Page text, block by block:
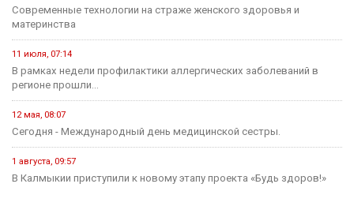
Современные технологии на страже женского здоровья и
материнства
11 июля, 07:14
В рамках недели профилактики аллергических заболеваний в
регионе прошли...
12 мая, 08:07
Сегодня - Международный день медицинской сестры.
1 августа, 09:57
В Калмыкии приступили к новому этапу проекта «Будь здоров!»